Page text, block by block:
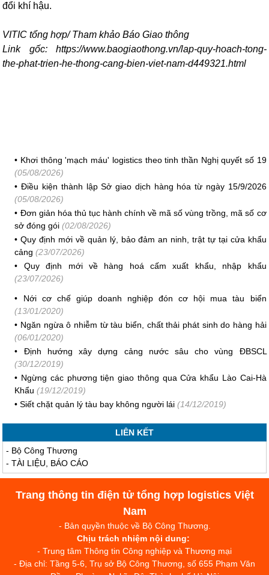
đổi khí hậu.
VITIC tổng hợp/ Tham khảo Báo Giao thông
Link gốc: https://www.baogiaothong.vn/lap-quy-hoach-tong-
the-phat-trien-he-thong-cang-bien-viet-nam-d449321.html
• Khơi thông 'mạch máu' logistics theo tinh thần Nghị quyết số 19
(05/08/2026)
•Điều kiện thành lập Sở giao dịch hàng hóa từ ngày 15/9/2026
(05/08/2026)
• Đơn giản hóa thủ tục hành chính về mã số vùng trồng, mã số cơ
sở đóng gói (02/08/2026)
•Quy định mới về quản lý, bảo đảm an ninh, trật tự tại cửa khẩu
cảng (23/07/2026)
• Quy định mới về hàng hoá cấm xuất khẩu, nhập khẩu
(23/07/2026)
• Nới cơ chế giúp doanh nghiệp đón cơ hội mua tàu biển
(13/01/2020)
• Ngăn ngừa ô nhiễm từ tàu biển, chất thải phát sinh do hàng hải
(06/01/2020)
• Định hướng xây dựng cảng nước sâu cho vùng ĐBSCL
(30/12/2019)
• Ngừng các phương tiện giao thông qua Cửa khẩu Lào Cai-Hà
Khẩu (19/12/2019)
•Siết chặt quản lý tàu bay không người lái (14/12/2019)
LIÊN KẾT
- Bộ Công Thương
-TÀI LIỆU, BÁO CÁO
Trang thông tin điện tử tổng hợp logistics Việt
Nam
- Bản quyền thuộc về Bộ Công Thương.
Chịu trách nhiệm nội dung:
- Trung tâm Thông tin Công nghiệp và Thương mại
- Địa chỉ: Tầng 5-6, Trụ sở Bộ Công Thương, số 655 Phạm Văn